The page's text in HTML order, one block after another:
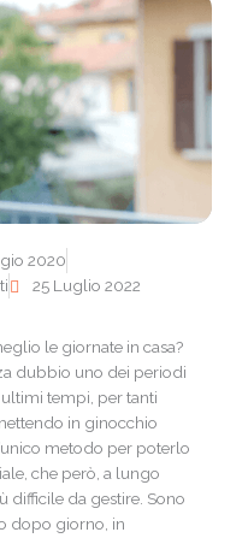
2020
25 Luglio 2022
le giornate in casa?
dubbio uno dei periodi
tempi, per tanti
in ginocchio
metodo per poterlo
che però, a lungo
difficile da gestire. Sono
dopo giorno, in